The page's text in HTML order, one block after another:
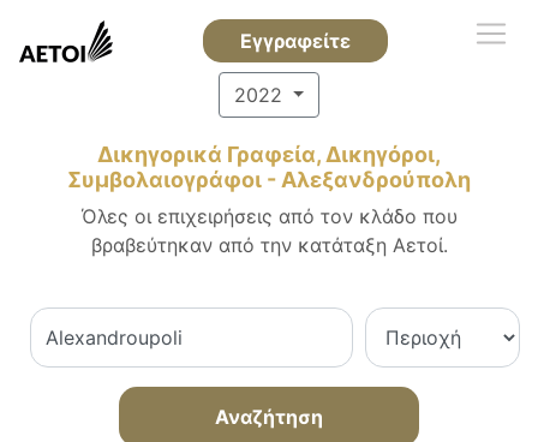
Εγγραφείτε
2022
Δικηγορικά Γραφεία, Δικηγόροι,
Συμβολαιογράφοι - Αλεξανδρούπολη
Όλες οι επιχειρήσεις από τον κλάδο που
βραβεύτηκαν από την κατάταξη Αετοί.
Αναζήτηση